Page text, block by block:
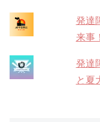
発達
来事！
発達
と夏